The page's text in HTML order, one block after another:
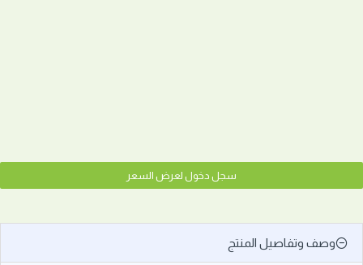
سجل دخول لعرض السعر
وصف وتفاصيل المنتج